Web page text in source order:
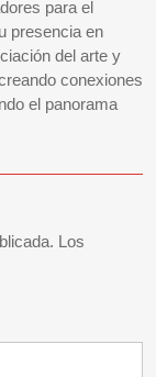
para el
presencia en
del arte y
conexiones
el panorama
Los